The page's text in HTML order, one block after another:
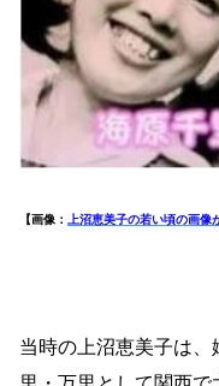
【画像： 上沼恵美子の若い頃の画
当時の上沼恵美子は